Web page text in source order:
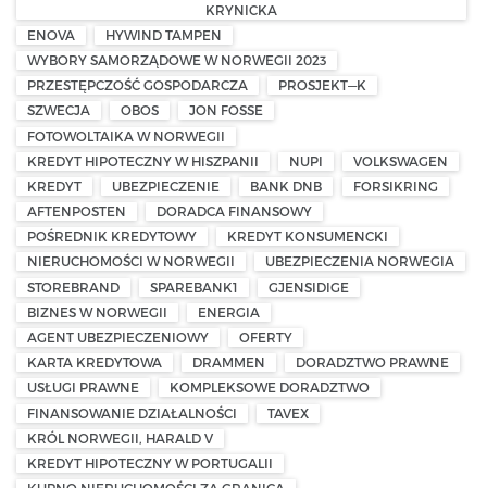
KRYNICKA
ENOVA
HYWIND TAMPEN
WYBORY SAMORZĄDOWE W NORWEGII 2023
PRZESTĘPCZOŚĆ GOSPODARCZA
PROSJEKT—K
SZWECJA
OBOS
JON FOSSE
FOTOWOLTAIKA W NORWEGII
KREDYT HIPOTECZNY W HISZPANII
NUPI
VOLKSWAGEN
KREDYT
UBEZPIECZENIE BANK DNB
FORSIKRING
AFTENPOSTEN
DORADCA FINANSOWY
POŚREDNIK KREDYTOWY
KREDYT KONSUMENCKI
NIERUCHOMOŚCI W NORWEGII
UBEZPIECZENIA NORWEGIA
STOREBRAND
SPAREBANK1
GJENSIDIGE
BIZNES W NORWEGII
ENERGIA
AGENT UBEZPIECZENIOWY
OFERTY
KARTA KREDYTOWA
DRAMMEN
DORADZTWO PRAWNE
USŁUGI PRAWNE
KOMPLEKSOWE DORADZTWO
FINANSOWANIE DZIAŁALNOŚCI
TAVEX
KRÓL NORWEGII, HARALD V
KREDYT HIPOTECZNY W PORTUGALII